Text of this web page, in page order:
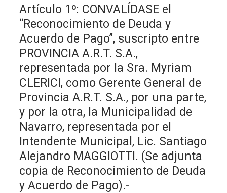
Artículo 1º: CONVALÍDASE el
“Reconocimiento de Deuda y
Acuerdo de Pago”, suscripto entre
PROVINCIA A.R.T. S.A.,
representada por la Sra. Myriam
CLERICI, como Gerente General de
Provincia A.R.T. S.A., por una parte,
y por la otra, la Municipalidad de
Navarro, representada por el
Intendente Municipal, Lic. Santiago
Alejandro MAGGIOTTI. (Se adjunta
copia de Reconocimiento de Deuda
y Acuerdo de Pago).-